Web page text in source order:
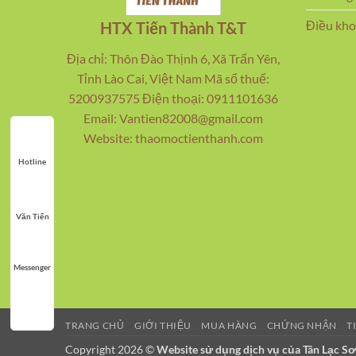
HTX Tiến Thành T&T
Địa chỉ: Thôn Đào Thịnh 6, Xã Trấn Yên,
Tỉnh Lào Cai, Việt Nam Mã số thuế:
5200937575 Điện thoại: 0911101636
Email: Vantien82008@gmail.com
Website: thaomoctienthanh.com
Điều
TRANG CHỦ GIỚI THIỆU MUA HÀNG CHỨNG NHẬN
Copyright 2026 ©Website sử dụng dịch vụ của Tân Lạc
Hotline
Văn Tiến
Messenger